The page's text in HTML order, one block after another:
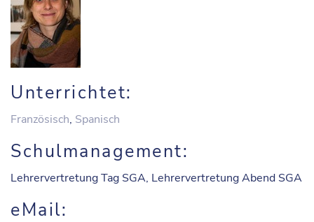
Unterrichtet:
Französisch, Spanisch
Schulmanagement:
Lehrervertretung Tag SGA, Lehrervertretung Abend SGA
eMail: